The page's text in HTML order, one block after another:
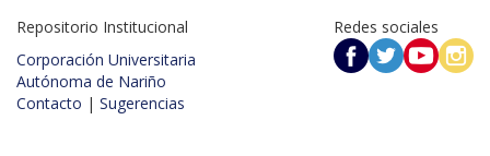
Repositorio Institucional
Corporación Universitaria
Autónoma de Nariño
Contacto | Sugerencias
Redes sociales